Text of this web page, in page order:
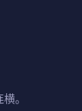
。